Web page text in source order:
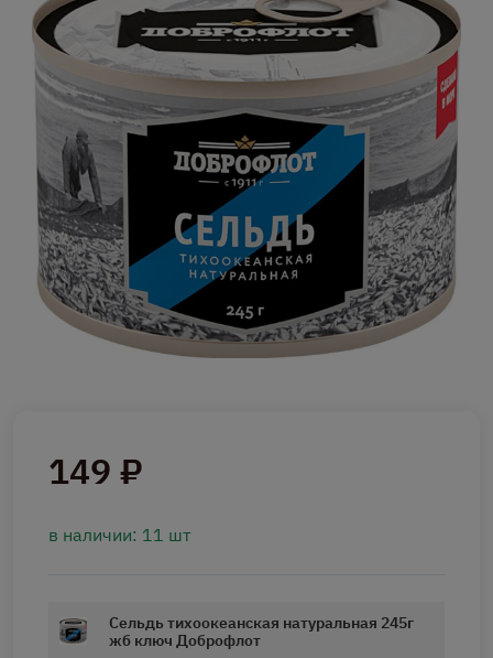
149 ₽
в наличии: 11 шт
Сельдь тихоокеанская натуральная 245г
жб ключ Доброфлот